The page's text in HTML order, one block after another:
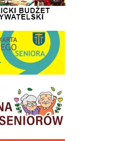
Karta Aktywnego Seniora
Rady Seniorow - Wieliczka